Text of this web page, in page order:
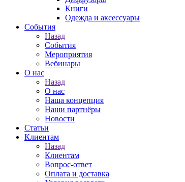
Книги
Одежда и аксессуары
События
Назад
События
Мероприятия
Вебинары
О нас
Назад
О нас
Наша концепция
Наши партнёры
Новости
Статьи
Клиентам
Назад
Клиентам
Вопрос-ответ
Оплата и доставка